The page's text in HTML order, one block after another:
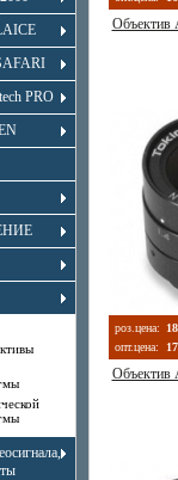
PRO
Объектив
роз.цена:
опт.цена:
Объектив